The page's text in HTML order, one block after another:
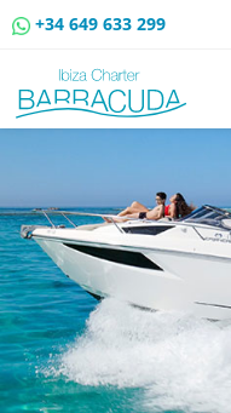
+34 649 633 299
BOAT SALES
MOORING RENTAL
BOAT RENTAL ROUTES